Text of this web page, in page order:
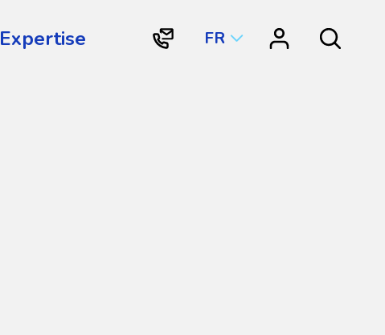
Expertise
"Contactez
FR
"Centre
Search